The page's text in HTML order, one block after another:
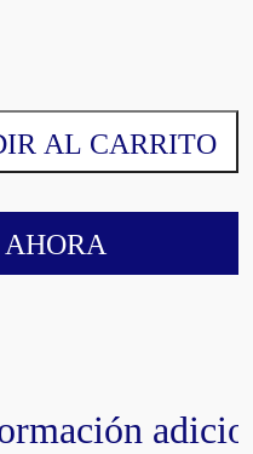
AL CARRITO